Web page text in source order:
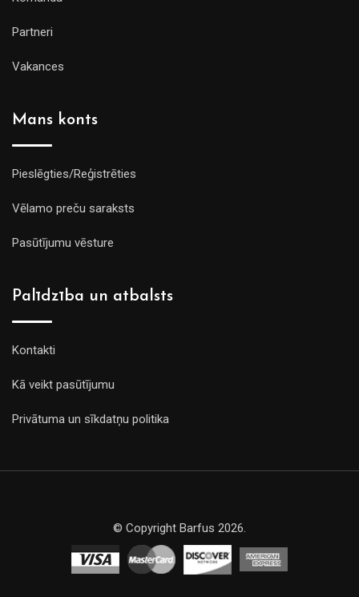
Partneri
Vakances
Mans konts
Pieslēgties/Reģistrēties
Vēlamo preču saraksts
Pasūtījumu vēsture
Palīdzība un atbalsts
Kontakti
Kā veikt pasūtījumu
Privātuma un sīkdatņu politika
© Copyright Barfus 2026.